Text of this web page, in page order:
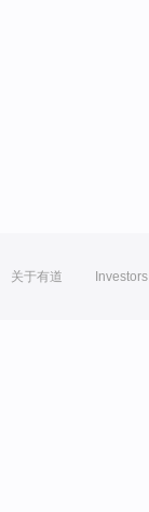
关于有道 Investors